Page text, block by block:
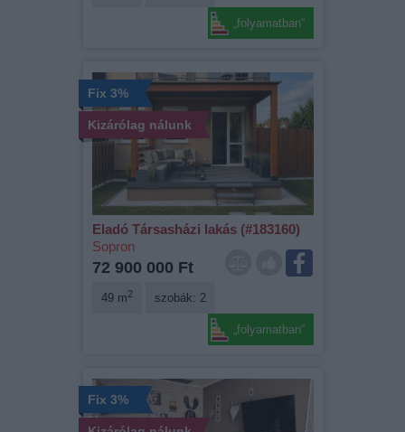
„folyamatban“
Fix 3%
Kizárólag nálunk
Eladó Társasházi lakás (#183160)
Sopron
72 900 000 Ft
49 m2 szobák: 2
„folyamatban“
Fix 3%